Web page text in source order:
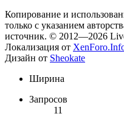
Копирование и
только с указанием
источник. © 2012—2026
Локализация от
Дизайн от Sheokate
Ширина
Запросов
11